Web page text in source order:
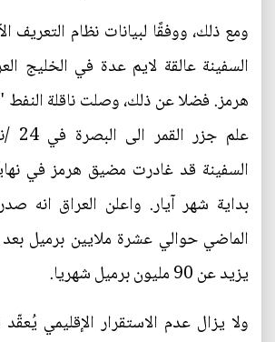
السفينة عالقة لايم عدة في الخليج
هرمز. فضلا عن ذلك، وصلت ناقلة النفط
السفينة قد غادرت مضيق هرمز في
بداية شهر آيار. واعلن العراق انه
الماضي حوالي عشرة ملايين برميل
يزيد عن 90 مليون برميل شهريا.
ولا يزال عدم الاستقرار الإقليمي